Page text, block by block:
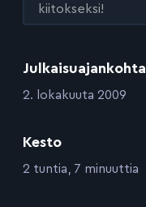
Julkaisuajankohta
:2. lokakuuta 2009
Kesto
:2 tuntia, 7 minuuttia
kiitokseksi!